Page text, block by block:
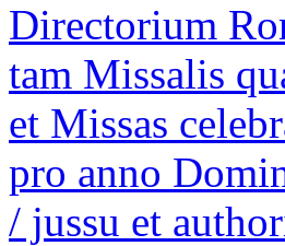
Directorium
tam Missalis
et Missas
pro anno
/ jussu et